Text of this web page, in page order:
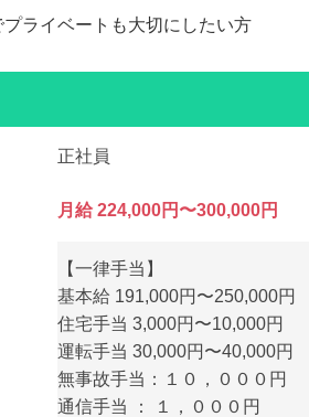
ライベートも大切にしたい方
正社員
月給 224,000円〜300,000円
【一律手当】
基本給 191,000円〜250,000円
住宅手当 3,000円〜10,000円
運転手当 30,000円〜40,000円
無事故手当：１０，０００円
通信手当 ： １，０００円